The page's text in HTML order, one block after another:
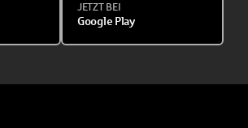
JETZT BEI
Google Play